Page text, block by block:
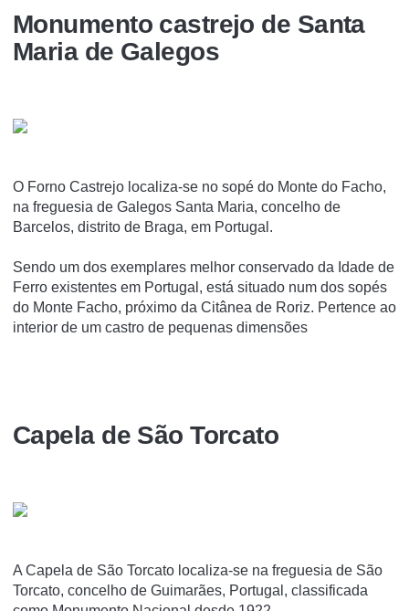
Monumento castrejo de Santa
Maria de Galegos
O Forno Castrejo localiza-se no sopé do Monte do Facho,
na freguesia de Galegos Santa Maria, concelho de
Barcelos, distrito de Braga, em Portugal.
Sendo um dos exemplares melhor conservado da Idade de
Ferro existentes em Portugal, está situado num dos sopés
do Monte Facho, próximo da Citânea de Roriz. Pertence ao
interior de um castro de pequenas dimensões
Capela de São Torcato
A Capela de São Torcato localiza-se na freguesia de São
Torcato, concelho de Guimarães, Portugal, classificada